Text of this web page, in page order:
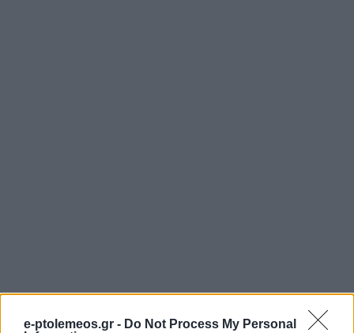
e-ptolemeos.gr - Do Not Process My Personal